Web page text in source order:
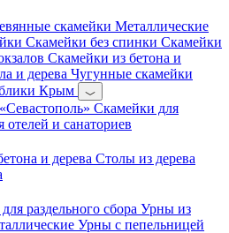
скамейки Металлические
Скамейки без спинки Скамейки
Скамейки из бетона и
и дерева Чугунные скамейки
Крым
Скамейки для
и санаториев
и дерева Столы из дерева
раздельного сбора Урны из
Урны с пепельницей